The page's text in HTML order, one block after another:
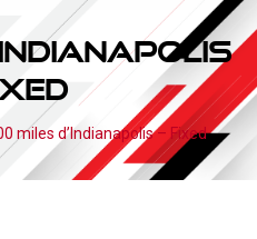
miles d’Indianapolis – Fixed